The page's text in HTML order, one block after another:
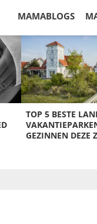
MAMABLOGS
KORTINGEN
TOP 5 BESTE
GEZINNEN DEZE